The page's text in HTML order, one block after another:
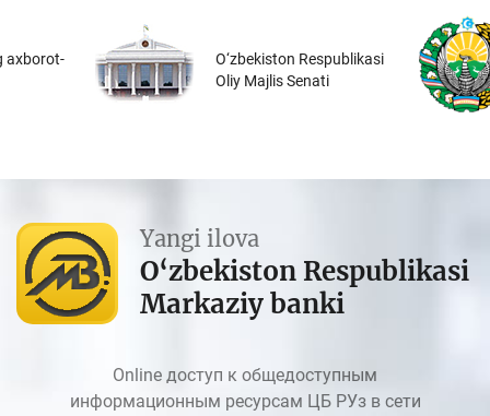
axborot-
O‘zbekiston Respublikasi
Oliy Majlis Senati
Yangi ilova
O‘zbekiston Respublikasi
Markaziy banki
Online доступ к общедоступным
информационным ресурсам ЦБ РУз в сети